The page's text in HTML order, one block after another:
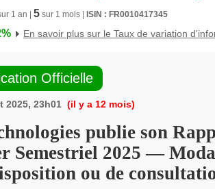
1 an | 5 sur 1 mois |
ISIN : FR0010417345
En savoir plus sur le Taux de variation
Officielle
2025, 23h01 (il y a 12 mois)
publie son
Semestriel 2025 ―
ou de